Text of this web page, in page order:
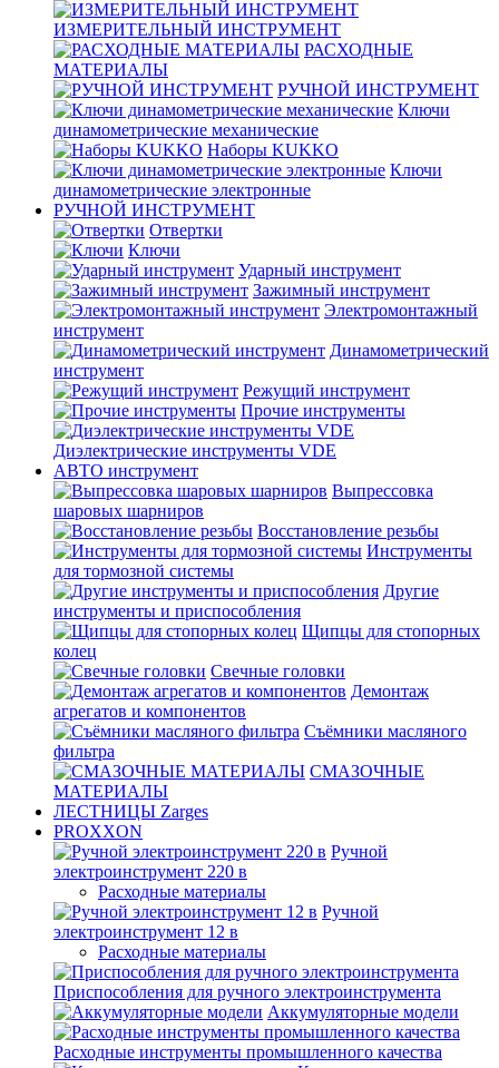
ИЗМЕРИТЕЛЬНЫЙ ИНСТРУМЕНТ
РАСХОДНЫЕ
МАТЕРИАЛЫ
РУЧНОЙ ИНСТРУМЕНТ
Ключи
динамометрические механические
Наборы KUKKO
Ключи
динамометрические электронные
РУЧНОЙ ИНСТРУМЕНТ
Отвертки
Ключи
Ударный инструмент
Зажимный инструмент
Электромонтажный
инструмент
Динамометрический
инструмент
Режущий инструмент
Прочие инструменты
Диэлектрические инструменты VDE
АВТО инструмент
Выпрессовка
шаровых шарниров
Восстановление резьбы
Инструменты
для тормозной системы
Другие
инструменты и приспособления
Щипцы для стопорных
колец
Свечные головки
Демонтаж
агрегатов и компонентов
Съёмники масляного
фильтра
СМАЗОЧНЫЕ
МАТЕРИАЛЫ
ЛЕСТНИЦЫ Zarges
PROXXON
Ручной
электроинструмент 220 в
Расходные материалы
Ручной
электроинструмент 12 в
Расходные материалы
Приспособления для ручного электроинструмента
Аккумуляторные модели
Расходные инструменты промышленного качества